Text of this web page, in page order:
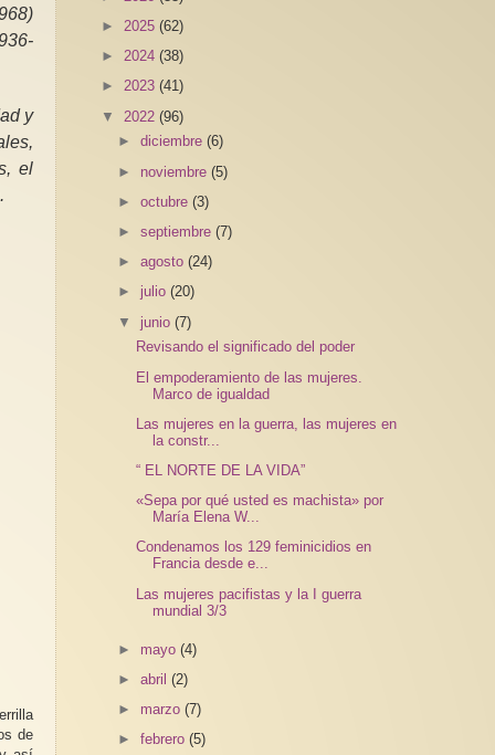
y
el
de
► 2025 (62)
► 2024 (38)
► 2023 (41)
▼ 2022 (96)
►diciembre(6)
► noviembre(5)
►octubre(3)
►septiembre(7)
►agosto(24)
► julio(20)
▼ junio(7)
Revisando el significado del poder
El empoderamiento de las mujeres.
Marco de igualdad
Las mujeres en la guerra, las mujeres en
la constr...
“ EL NORTE DE LA VIDA”
«Sepa por qué usted es machista» por
María Elena W...
Condenamos los 129 feminicidios en
Francia desde e...
Las mujeres pacifistas y la I guerra
mundial 3/3
► mayo(4)
►abril(2)
► marzo(7)
►febrero(5)